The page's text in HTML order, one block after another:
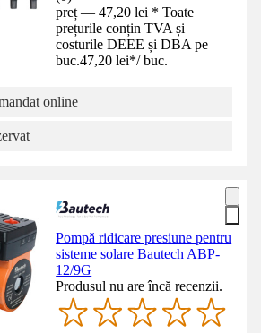
preț — 47,20 lei * Toate
prețurile conțin TVA și
costurile DEEE și DBA pe
buc.47,20 lei*/ buc.
online
Pompă ridicare presiune pentru
sisteme solare Bautech ABP-
12/9G
Produsul nu are încă recenzii.